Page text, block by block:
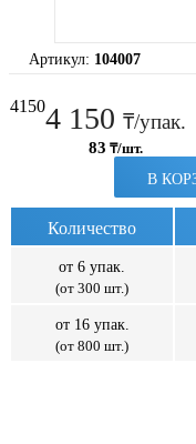
Артикул: 104007
41504 150 ₸/упак.
83 ₸/шт.
В
Количество
от 6 упак.
(от 300 шт.)
от 16 упак.
(от 800 шт.)